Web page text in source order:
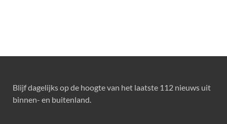
Blijf dagelijks op de hoogte van het laatste 112 nieuws uit
binnen- en buitenland.